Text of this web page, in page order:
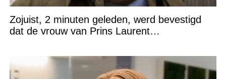
Zojuist, 2 minuten geleden, werd bevestigd
dat de vrouw van Prins Laurent…